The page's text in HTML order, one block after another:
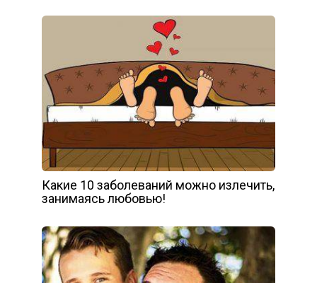
Какие 10 заболеваний можно излечить,
занимаясь любовью!